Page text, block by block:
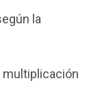
la
multiplicación